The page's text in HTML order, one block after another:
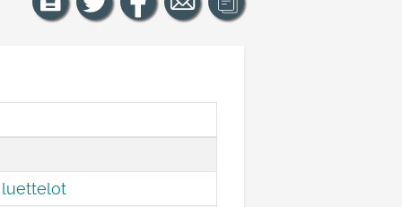
luettelot